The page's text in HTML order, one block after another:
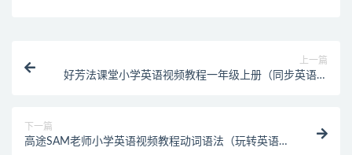
上一篇
好芳法课堂小学英语视频教程一年级上册（同步英语教
下一篇
高途SAM老师小学英语视频教程动词语法（玩转英语语